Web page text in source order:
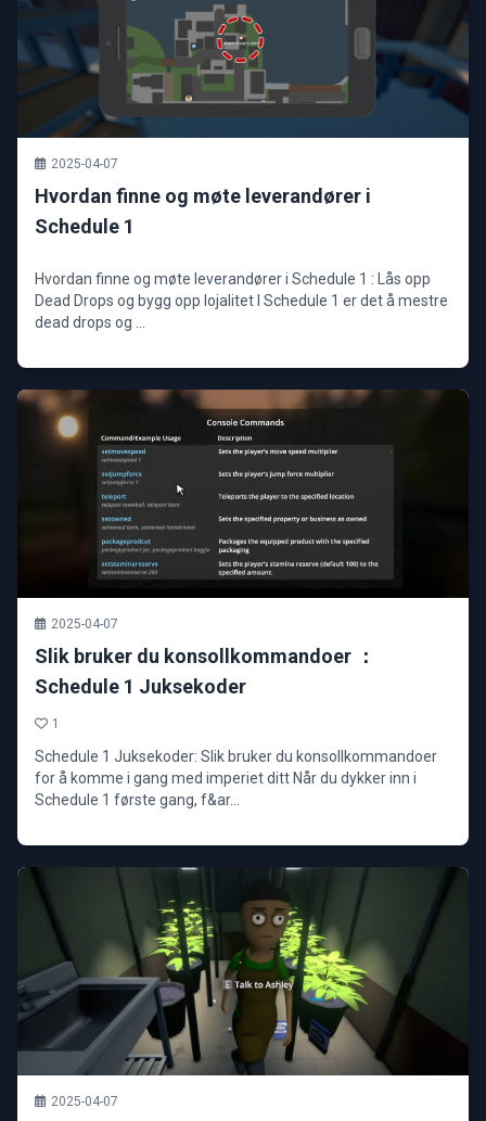
2025-04-07
Hvordan finne og møte leverandører i
Schedule 1
Hvordan finne og møte leverandører i Schedule 1 : Lås opp
Dead Drops og bygg opp lojalitet I Schedule 1 er det å mestre
dead drops og ...
2025-04-07
Slik bruker du konsollkommandoer ：
Schedule 1 Juksekoder
1
Schedule 1 Juksekoder: Slik bruker du konsollkommandoer
for å komme i gang med imperiet ditt Når du dykker inn i
Schedule 1 første gang, f&ar...
2025-04-07